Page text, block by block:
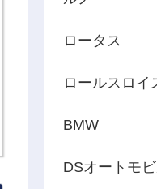
ロータス
ロールスロイ
BMW
DSオートモ